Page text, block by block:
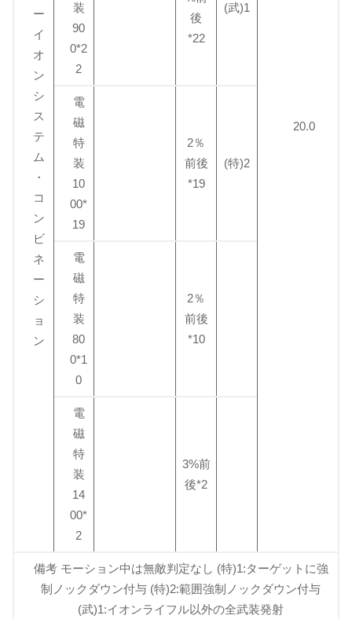
ー
イ
オ
ン
シ
ス
テ
ム
・
コ
ン
ビ
ネ
ー
シ
ョ
ン
20.0
装
90
0*2
2
後
*22
(武)1
電
磁
特
装
10
00*
19
2％
前後
*19
(特)2
電
磁
特
装
80
0*1
0
2％
前後
*10
電
磁
特
装
14
00*
2
3%前
後*2
備考 モーション中は無敵判定なし (特)1:ターゲットに強
制ノックダウン付与 (特)2:範囲強制ノックダウン付与
(武)1:イオンライフル以外の全武装発射